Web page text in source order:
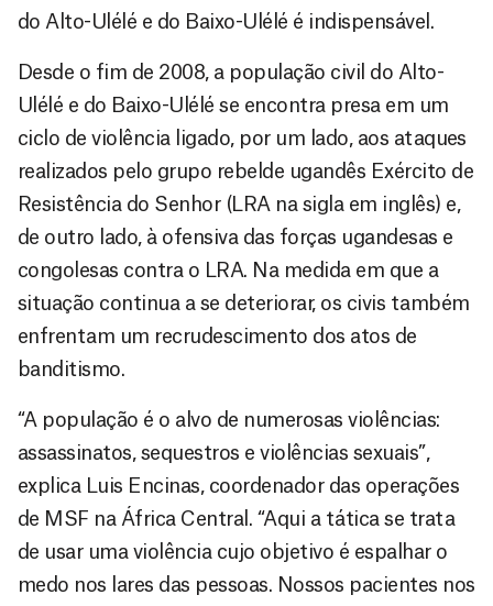
do Alto-Ulélé e do Baixo-Ulélé é indispensável.
Desde o fim de 2008, a população civil do Alto-
Ulélé e do Baixo-Ulélé se encontra presa em um
ciclo de violência ligado, por um lado, aos ataques
realizados pelo grupo rebelde ugandês Exército de
Resistência do Senhor (LRA na sigla em inglês) e,
de outro lado, à ofensiva das forças ugandesas e
congolesas contra o LRA. Na medida em que a
situação continua a se deteriorar, os civis também
enfrentam um recrudescimento dos atos de
banditismo.
“A população é o alvo de numerosas violências:
assassinatos, sequestros e violências sexuais”,
explica Luis Encinas, coordenador das operações
de MSF na África Central. “Aqui a tática se trata
de usar uma violência cujo objetivo é espalhar o
medo nos lares das pessoas. Nossos pacientes nos